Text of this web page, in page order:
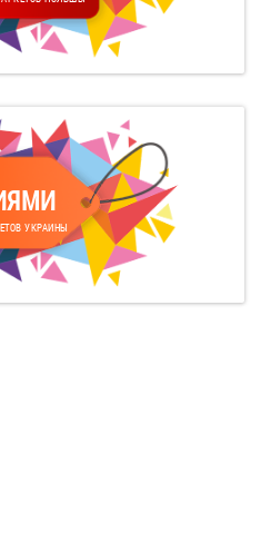
УКРАИНЫ